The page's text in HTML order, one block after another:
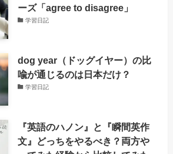
ーズ「agree to disagree」
学習日記
dog year（ドッグイヤー）の比
喩が通じるのは日本だけ？
学習日記
『英語のハノン』と『瞬間英作
文』どっちをやるべき？両方や